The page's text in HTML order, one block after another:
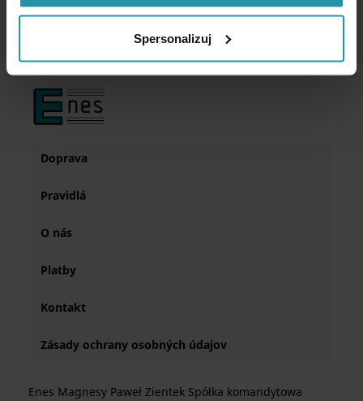
Spersonalizuj
Doprava
Pravidlá
O nás
Platby
Kontakt
Zásady ochrany osobných údajov
Enes Magnesy Paweł Zientek Spółka komandytowa